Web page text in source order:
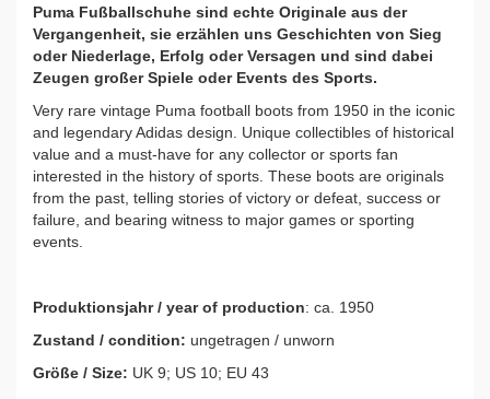
Puma Fußballschuhe sind echte Originale aus der
Vergangenheit, sie erzählen uns Geschichten von Sieg
oder Niederlage, Erfolg oder Versagen und sind dabei
Zeugen großer Spiele oder Events des Sports.
Very rare vintage Puma football boots from 1950 in the iconic
and legendary Adidas design. Unique collectibles of historical
value and a must-have for any collector or sports fan
interested in the history of sports. These boots are originals
from the past, telling stories of victory or defeat, success or
failure, and bearing witness to major games or sporting
events.
Produktionsjahr / year of production: ca. 1950
Zustand / condition: ungetragen / unworn
Größe / Size: UK 9; US 10; EU 43